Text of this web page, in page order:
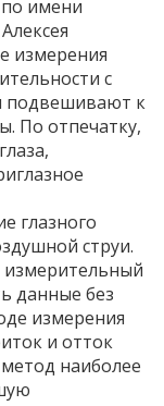
имени
измерения
с
подвешивают к
По отпечатку,
глазного
струи.
данные без
измерения
и отток
наиболее